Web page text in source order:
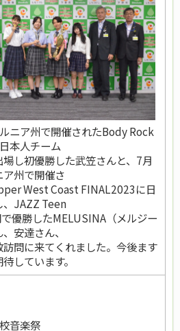
ニア州で開催されたBody Rock
本人チーム
し初優勝した武笠さんと、7月
州で開催さ
West Coast FINAL2023に日
、JAZZ Teen
優勝したMELUSINA（メルジー
安達さん、
問に来てくれました。今後ます
しています。
音楽祭